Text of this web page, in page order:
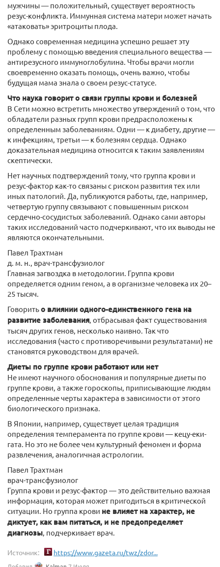
мужчины — положительный, существует вероятность
резус-конфликта. Иммунная система матери может начать
«атаковать» эритроциты плода.
Однако современная медицина успешно решает эту
проблему с помощью введения специального вещества —
антирезусного иммуноглобулина. Чтобы врачи могли
своевременно оказать помощь, очень важно, чтобы
будущая мама знала о своем резус-статусе.
Что наука говорит о связи группы крови и болезней
В Сети можно встретить множество утверждений о том, что
обладатели разных групп крови предрасположены к
определенным заболеваниям. Одни — к диабету, другие —
к инфекциям, третьи — к болезням сердца. Однако
доказательная медицина относится к таким заявлениям
скептически.
Нет научных подтверждений тому, что группа крови и
резус-фактор как-то связаны с риском развития тех или
иных патологий. Да, публикуются работы, где, например,
четвертую группу связывают с повышенным риском
сердечно-сосудистых заболеваний. Однако сами авторы
таких исследований часто подчеркивают, что их выводы не
являются окончательными.
Павел Трахтман
д. м. н., врач-трансфузиолог
Главная загвоздка в методологии. Группа крови
определяется одним геном, а в организме человека их 20–
25 тысяч.
Говоритьо влиянии одного-единственного гена на
развитие заболевания, отбрасывая факт существования
тысяч других генов, несколько наивно. Так что
исследования (часто с противоречивыми результатами) не
становятся руководством для врачей.
Диеты по группе крови работают или нет
Не имеют научного обоснования и популярные диеты по
группе крови, а также гороскопы, приписывающие людям
определенные черты характера в зависимости от этого
биологического признака.
В Японии, например, существует целая традиция
определения темперамента по группе крови — кецу-еки-
гата. Но это не более чем культурный феномен и форма
развлечения, аналогичная астрологии.
Павел Трахтман
врач-трансфузиолог
Группа крови и резус-фактор — это действительно важная
информация, которая может пригодиться в критической
ситуации. Но группа крови не влияет на характер, не
диктует, как вам питаться, и не предопределяет
диагнозы, подчеркивает врач.
Источник: https://www.gazeta.ru/twz/zdor...